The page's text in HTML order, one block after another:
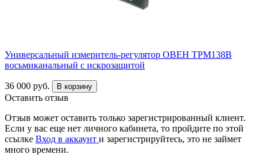
Универсальный измеритель-регулятор ОВЕН ТРМ138В
восьмиканальный с искрозащитой
36 000 руб. В корзину
Оставить отзыв
Отзыв может оставить только зарегистрированный клиент.
Если у вас еще нет личного кабинета, то пройдите по этой
ссылке Вход в аккаунт и зарегистрируйтесь, это не займет
много времени.